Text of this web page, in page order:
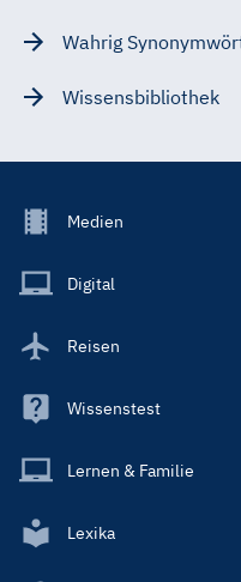
Wahrig
Wissensbibliothek
Footer
Main
Medien
Digital
Reisen
Wissenstest
Lernen & Familie
Lexika